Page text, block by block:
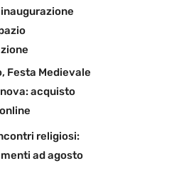
Festa Medievale
acquisto
religiosi:
ad agosto